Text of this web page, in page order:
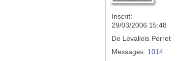
Inscrit:
29/03/2006 15:48
De Levallois Perret
Messages: 1014